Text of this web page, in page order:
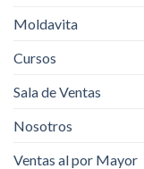
Moldavita
Cursos
Sala de Ventas
Nosotros
Ventas al por Mayor